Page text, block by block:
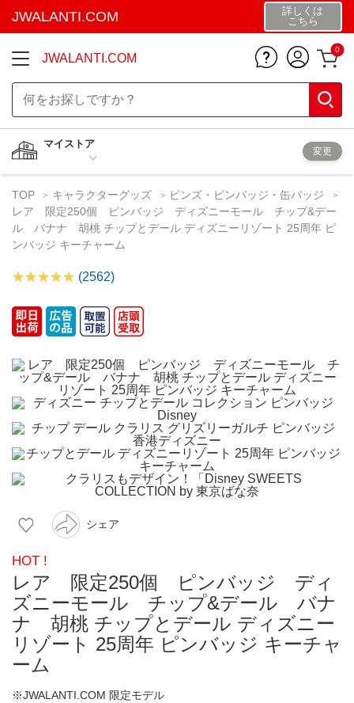
JWALANTI.COM
詳しくは
こちら
JWALANTI.COM
0
マイストア
変更
TOP キャラクターグッズ
ピンズ・ピンバッジ・缶バッジ
レア 限定250個 ピンバッジ ディズニーモール チップ&デー
ル バナナ 胡桃 チップとデール ディズニーリゾート 25周年 ピ
ンバッジ キーチャーム
(2562)
シェア
HOT !
レア 限定250個 ピンバッジ ディ
ズニーモール チップ&デール バナ
ナ 胡桃 チップとデール ディズニー
リゾート 25周年 ピンバッジ キーチャ
ーム
※JWALANTI.COM 限定モデル